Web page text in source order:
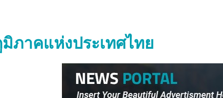
าคแห่งประเทศไทย